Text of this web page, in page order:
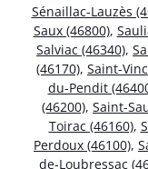
Sénaillac-Lauzès
Saux (46800),
Salviac (46340),
(46170), Saint-
du-Pendit
(46200), Saint-
Toirac (46160),
Perdoux (46100),
de-Loubressac